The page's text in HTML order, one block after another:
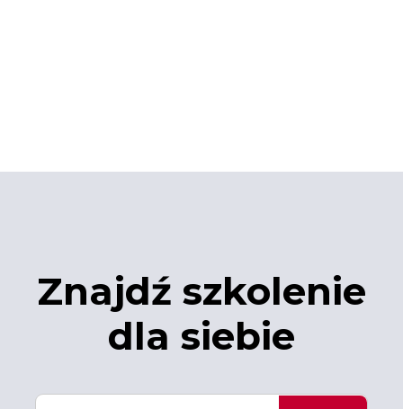
Znajdź szkolenie
dla siebie